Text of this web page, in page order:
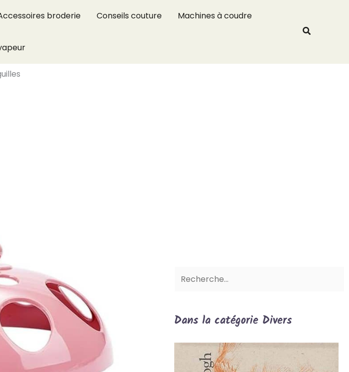
broderie Conseils couture Machines à coudre
Dans la catégorie Divers